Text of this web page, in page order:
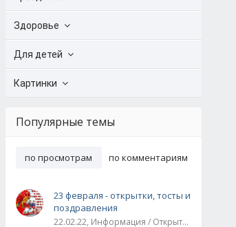
Здоровье
Для детей
Картинки
Популярные темы
по просмотрам по комментариям
23 февраля - открытки, тосты и
поздравления
22.02.22, Информация / Открытки / Все праздники